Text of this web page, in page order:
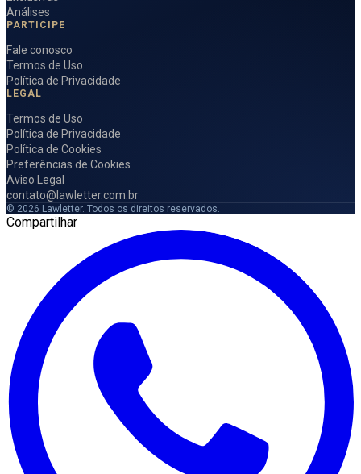
Análises
PARTICIPE
Fale conosco
Termos de Uso
Política de Privacidade
LEGAL
Termos de Uso
Política de Privacidade
Política de Cookies
Preferências de Cookies
Aviso Legal
contato@lawletter.com.br
© 2026 Lawletter. Todos os direitos reservados.
Compartilhar